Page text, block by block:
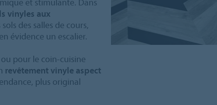
vinyles aux
des salles de cours,
évidence un escalier.
pour le coin-cuisine
revêtement vinyle aspect
plus original